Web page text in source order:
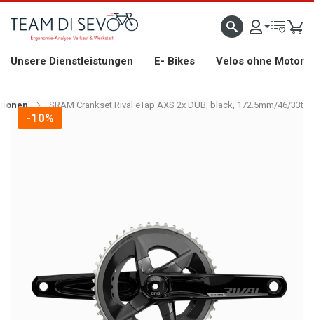
WILLKOMMEN GROSSE AUSWAHL AN RENNRÄDERN, GRAVEL, E-BIKES UND
Unsere Dienstleistungen E- Bikes Velos ohne Motor
SRAM Crankset Rival eTap AXS 2x DUB, black, 172.5mm/46/33t
-10%